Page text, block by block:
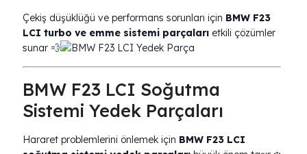
Çekiş düşüklüğü ve performans sorunları için BMW F23
LCI turbo ve emme sistemi parçaları etkili çözümler
sunar 💨
BMW F23 LCI Soğutma
Sistemi Yedek Parçaları
Hararet problemlerini önlemek için BMW F23 LCI